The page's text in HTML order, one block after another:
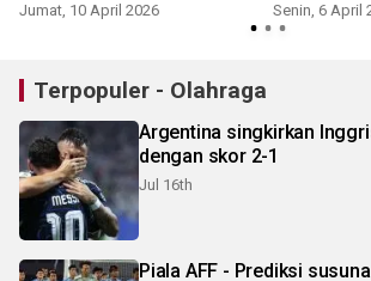
Jumat, 10 April 2026 Senin, 6 April
Terpopuler - Olahraga
Argentina singkirkan
dengan skor 2-1
Jul 16th
Piala AFF - Prediksi